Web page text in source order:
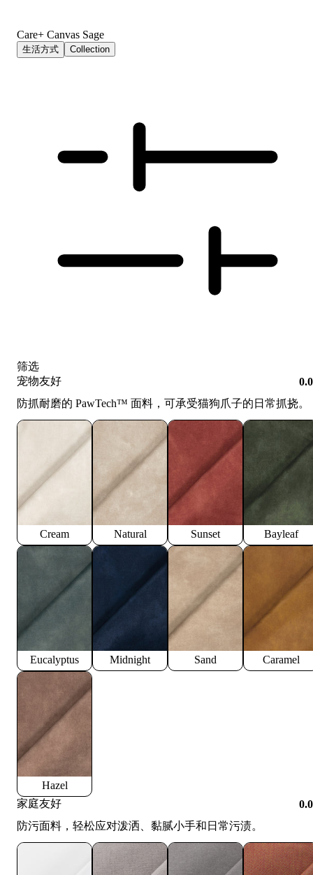
Care+ Canvas Sage
生活方式 Collection
筛选
宠物友好
防抓耐磨的 PawTech™️ 面料，可承受猫狗爪子的日常抓挠。
Cream Natural Sunset Bayleaf
Eucalyptus Midnight Sand Caramel
Hazel
家庭友好
防污面料，轻松应对泼洒、黏腻小手和日常污渍。